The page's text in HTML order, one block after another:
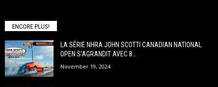
ENCORE PLUS!
LA SÉRIE NHRA JOHN SCOTTI CANADIAN NATIONAL
OPEN S’AGRANDIT AVEC 8...
November 19, 2024